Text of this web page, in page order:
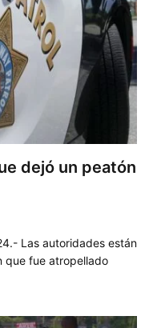
dejó un peatón
Las autoridades están
que fue atropellado